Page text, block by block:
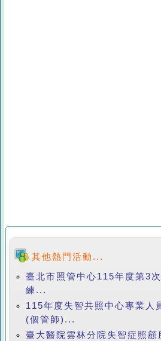
其他熱門活動...
臺北市照管中心115年度第3
練...
115年度失智共照中心專業人
(個管師)...
臺大醫院雲林分院失智症照